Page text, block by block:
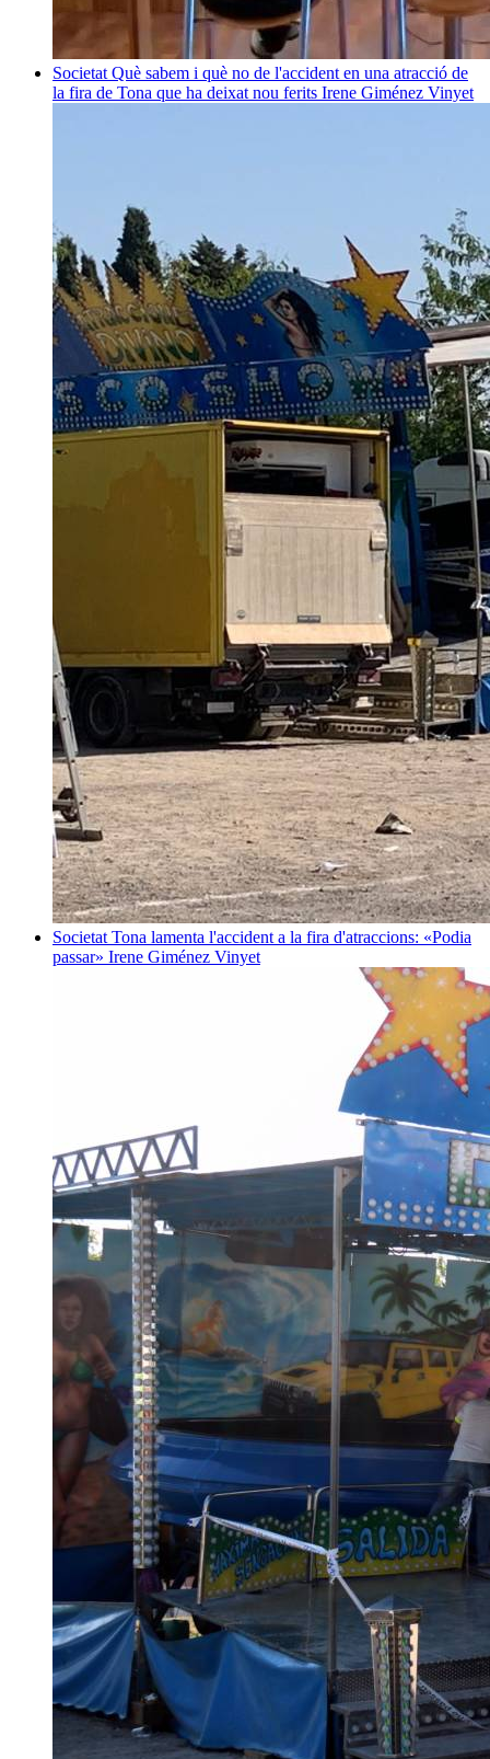
Societat Què sabem i què no de l'accident en una atracció de
la fira de Tona que ha deixat nou ferits Irene Giménez Vinyet
Societat Tona lamenta l'accident a la fira d'atraccions: «Podia
passar» Irene Giménez Vinyet